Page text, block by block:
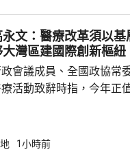
引流管已被完全拔除，
度有異，指石岳容的行
的專業標準。 辯...
永文：醫療改革須以
大灣區建國際創新樞紐
會議成員、全國政協常
活動致辭時指，今年正
調，面對人口老化挑戰
1小時前